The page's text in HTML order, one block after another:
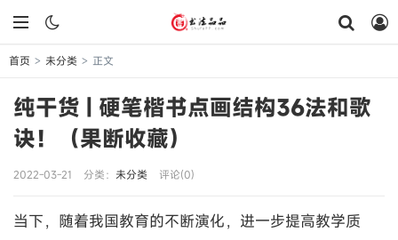
首页 > 未分类 > 正文
纯干货 | 硬笔楷书点画结构36法和歌
诀！（果断收藏）
2022-03-21 分类： 未分类 评论(0)
当下，随着我国教育的不断演化，进一步提高教学质